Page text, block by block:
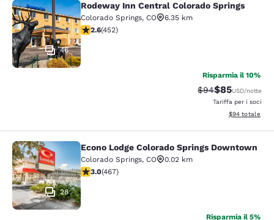
Rodeway Inn Central Colorado
46
Rodeway Inn Central Colorado Springs
Colorado Springs, CO
6.35 km
Valutazione di 2.57 stelle. Discreto. 452 recensioni
2.6(452)
Risparmia il 10%
Tariffa di
$94Tariffa
$85USD/notte
Tariffa per i soci
Visualizza i
$94 totale
Econo Lodge Colorado Springs
28
Econo Lodge Colorado Springs Downtown
Colorado Springs, CO
0.02 km
Valutazione di 3.03 stelle. Discreto. 467 recensioni
3.0(467)
Risparmia il 5%